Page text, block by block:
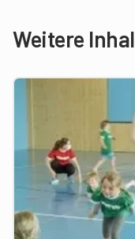
Minuspunkt bei
motiviert werden, bis
Weitere